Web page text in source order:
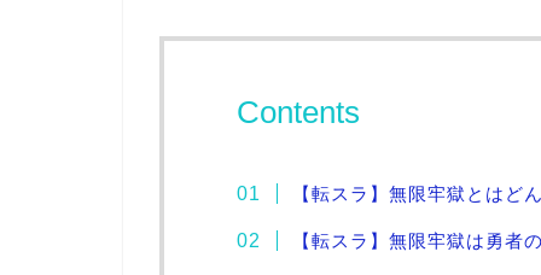
Contents
【転スラ】無限牢獄とはど
【転スラ】無限牢獄は勇者